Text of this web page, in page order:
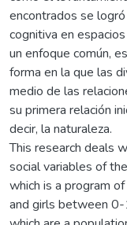
encontrados se
cognitiva en
un enfoque común,
forma en la que las
medio de las
su primera relación
decir, la naturaleza.
This research deals
social variables of
which is a program
and girls between 0-